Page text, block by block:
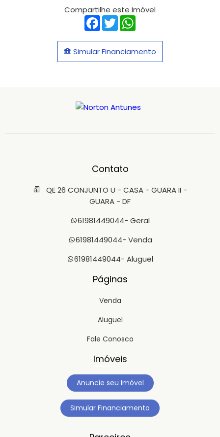
Compartilhe este Imóvel
Facebook
Twitter
Simular Financiamento
Contato
QE 26 CONJUNTO U - CASA - GUARA II -
GUARA - DF
61981449044- Geral
61981449044- Venda
61981449044- Aluguel
Páginas
Venda
Aluguel
Fale Conosco
Imóveis
Anuncie seu Imóvel
Simular Financiamento